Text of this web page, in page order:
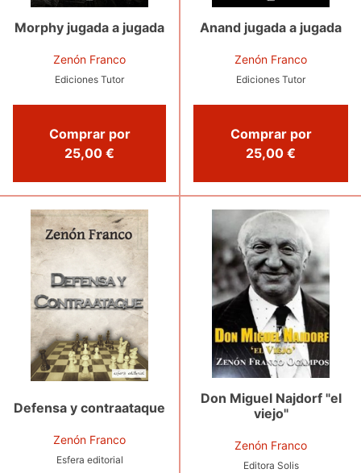
Morphy jugada a jugada
Zenón Franco
Ediciones Tutor
Comprar por
25,00 €
Anand jugada a jugada
Zenón Franco
Ediciones Tutor
Comprar por
25,00 €
Defensa y contraataque
Zenón Franco
Esfera editorial
Don Miguel Najdorf "el
viejo"
Zenón Franco
Editora Solis